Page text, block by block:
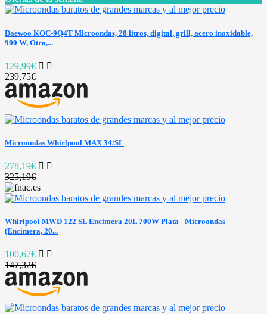
Daewoo KOC-9Q4T Microondas, 28 litros, digital, grill, acero inoxidable,
900 W, Otro,...
129,99€
239,75€
Microondas Whirlpool MAX 34/SL
278,19€
325,19€
Whirlpool MWD 122 SL Encimera 20L 700W Plata - Microondas
(Encimera, 20...
100,67€
147,32€